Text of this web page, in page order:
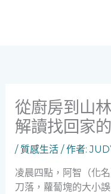
從廚房到山
解讀找回家
/ 質感生活/ 作者:
凌晨四點，阿智（化
刀落，蘿蔔塊的大小